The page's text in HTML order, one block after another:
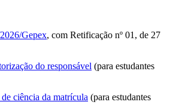
Gepex, com Retificação nº 01, de 27
do responsável (para estudantes
ciência da matrícula (para estudantes